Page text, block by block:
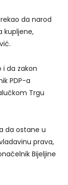
da narod
kupljene,
i da zakon
PDP-a
Trgu
da ostane u
prava,
Bijeljine